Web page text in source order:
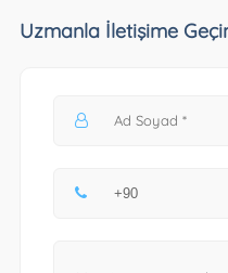
Uzmanla İletişime